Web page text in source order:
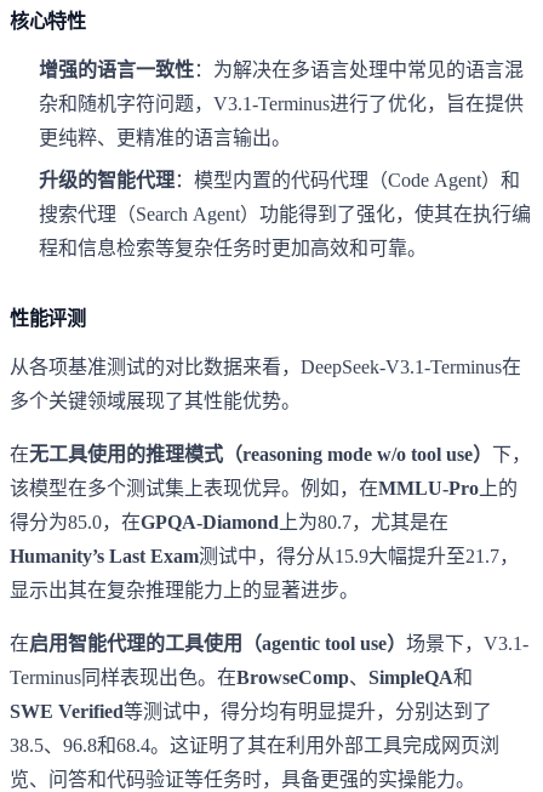
核心特性
增强的语言一致性：为解决在多语言处理中常见的语言混
杂和随机字符问题，V3.1-Terminus进行了优化，旨在提供
更纯粹、更精准的语言输出。
升级的智能代理：模型内置的代码代理（Code Agent）和
搜索代理（Search Agent）功能得到了强化，使其在执行编
程和信息检索等复杂任务时更加高效和可靠。
性能评测
从各项基准测试的对比数据来看，DeepSeek-V3.1-Terminus在
多个关键领域展现了其性能优势。
在无工具使用的推理模式（reasoning mode w/o tool use） 下，
该模型在多个测试集上表现优异。例如，在MMLU-Pro 上的
得分为85.0，在GPQA-Diamond 上为80.7，尤其是在
Humanity’s Last Exam测试中，得分从15.9大幅提升至21.7，
显示出其在复杂推理能力上的显著进步。
在启用智能代理的工具使用（agentic tool use） 场景下，V3.1-
Terminus同样表现出色。在BrowseComp、 SimpleQA和
SWE Verified等测试中，得分均有明显提升，分别达到了
38.5、96.8和68.4。这证明了其在利用外部工具完成网页浏
览、问答和代码验证等任务时，具备更强的实操能力。